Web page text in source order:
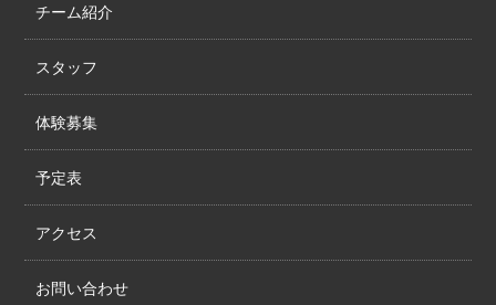
チーム紹介
スタッフ
体験募集
予定表
アクセス
お問い合わせ